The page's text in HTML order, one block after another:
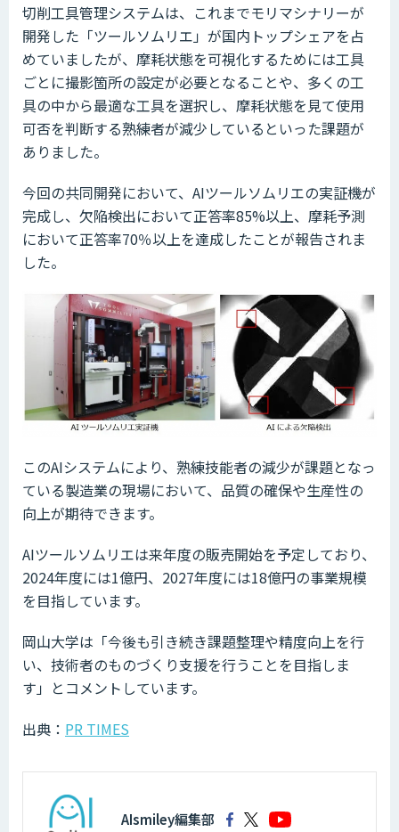
切削工具管理システムは、これまでモリマシナリーが
開発した「ツールソムリエ」が国内トップシェアを占
めていましたが、摩耗状態を可視化するためには工具
ごとに撮影箇所の設定が必要となることや、多くの工
具の中から最適な工具を選択し、摩耗状態を見て使用
可否を判断する熟練者が減少しているといった課題が
ありました。
今回の共同開発において、AIツールソムリエの実証機が
完成し、欠陥検出において正答率85%以上、摩耗予測
において正答率70％以上を達成したことが報告されま
した。
このAIシステムにより、熟練技能者の減少が課題となっ
ている製造業の現場において、品質の確保や生産性の
向上が期待できます。
AIツールソムリエは来年度の販売開始を予定しており、
2024年度には1億円、2027年度には18億円の事業規模
を目指しています。
岡山大学は「今後も引き続き課題整理や精度向上を行
い、技術者のものづくり支援を行うことを目指しま
す」とコメントしています。
出典： PR TIMES
AIsmiley編集部